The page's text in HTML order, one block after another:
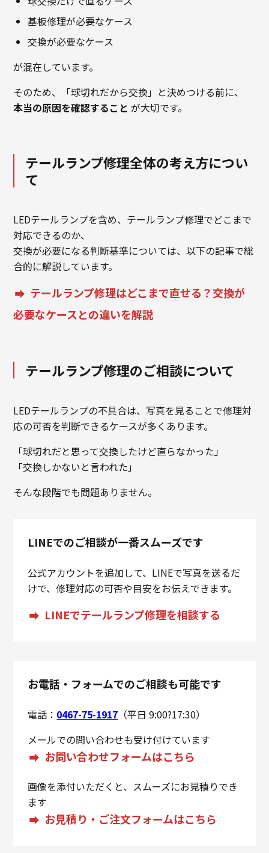
基板修理が必要なケース
交換が必要なケース
が混在しています。
そのため、「球切れだから交換」と決めつける前に、
本当の原因を確認すること が大切です。
テールランプ修理全体の考え方につい
て
LEDテールランプを含め、テールランプ修理でどこまで
対応できるのか、
交換が必要になる判断基準については、以下の記事で総
合的に解説しています。
テールランプ修理はどこまで直せる？交換が
必要なケースとの違いを解説
テールランプ修理のご相談について
LEDテールランプの不具合は、写真を見ることで修理対
応の可否を判断できるケースが多くあります。
「球切れだと思って交換したけど直らなかった」
「交換しかないと言われた」
そんな段階でも問題ありません。
LINEでのご相談が一番スムーズです
公式アカウントを追加して、LINEで写真を送るだ
けで、修理対応の可否や目安をお伝えできます。
LINEでテールランプ修理を相談する
お電話・フォームでのご相談も可能です
電話： 0467-75-1917 （平日 9:00?17:30）
メールでの問い合わせも受け付けています
お問い合わせフォームはこちら
画像を添付いただくと、スムーズにお見積りでき
ます
お見積り・ご注文フォームはこちら